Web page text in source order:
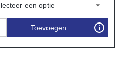
Toevoegen